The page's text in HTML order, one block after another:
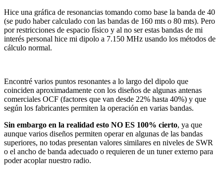
Hice una gráfica de resonancias tomando como base la banda de 40
(se pudo haber calculado con las bandas de 160 mts o 80 mts). Pero
por restricciones de espacio físico y al no ser estas bandas de mi
interés personal hice mi dipolo a 7.150 MHz usando los métodos de
cálculo normal.
Encontré varios puntos resonantes a lo largo del dipolo que
coinciden aproximadamente con los diseños de algunas antenas
comerciales OCF (factores que van desde 22% hasta 40%) y que
según los fabricantes permiten la operación en varias bandas.
Sin embargo en la realidad esto NO ES 100% cierto, ya que
aunque varios diseños permiten operar en algunas de las bandas
superiores, no todas presentan valores similares en niveles de SWR
o el ancho de banda adecuado o requieren de un tuner externo para
poder acoplar nuestro radio.